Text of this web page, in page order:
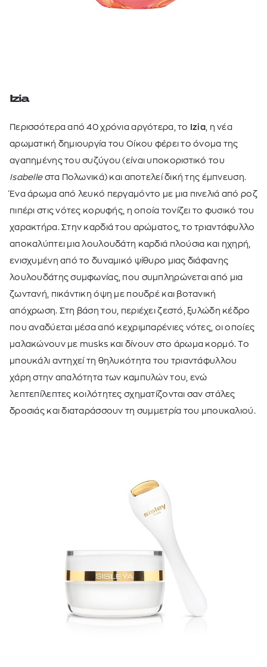
Izia
Περισσότερα από 40 χρόνια αργότερα, το Izia , η νέα
αρωματική δημιουργία του Οίκου φέρει το όνομα της
αγαπημένης του συζύγου (είναι υποκοριστικό του
Isabelleστα Πολωνικά) και αποτελεί δική της έμπνευση.
Ένα άρωμα από λευκό περγαμόντο με μια πινελιά από ροζ
πιπέρι στις νότες κορυφής, η οποία τονίζει το φυσικό του
χαρακτήρα. Στην καρδιά του αρώματος, το τριαντάφυλλο
αποκαλύπτει μια λουλουδάτη καρδιά πλούσια και ηχηρή,
ενισχυμένη από το δυναμικό ψίθυρο μιας διάφανης
λουλουδάτης συμφωνίας, που συμπληρώνεται από μια
ζωντανή, πικάντικη όψη με πουδρέ και βοτανική
απόχρωση. Στη βάση του, περιέχει ζεστό, ξυλώδη κέδρο
που αναδύεται μέσα από κεχριμπαρένιες νότες, οι οποίες
μαλακώνουν με musks και δίνουν στο άρωμα κορμό. Το
μπουκάλι αντηχεί τη θηλυκότητα του τριαντάφυλλου
χάρη στην απαλότητα των καμπυλών του, ενώ
λεπτεπίλεπτες κοιλότητες σχηματίζονται σαν στάλες
δροσιάς και διαταράσσουν τη συμμετρία του μπουκαλιού.